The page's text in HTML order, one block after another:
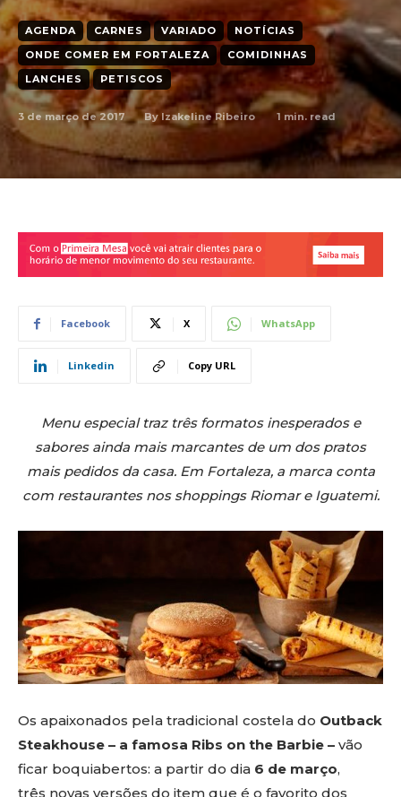
AGENDA CARNES VARIADO
NOTÍCIAS
ONDE COMER EM FORTALEZA
COMIDINHAS
LANCHES
PETISCOS
3 de março de 2017 By Izakeline Ribeiro 1 min. read
Facebook X WhatsApp
Linkedin Copy URL
Menu especial traz três formatos inesperados e
sabores ainda mais marcantes de um dos pratos
mais pedidos da casa. Em Fortaleza, a marca conta
com restaurantes nos shoppings Riomar e Iguatemi.
Os apaixonados pela tradicional costela do Outback
Steakhouse – a famosa Ribs on the Barbie – vão
ficar boquiabertos: a partir do dia 6 de março,
três novas versões do item que é o favorito dos